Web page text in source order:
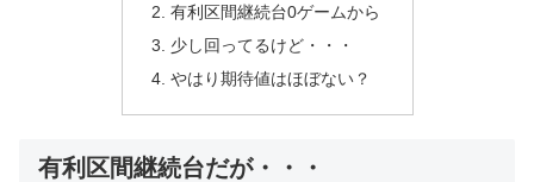
有利区間継続台0ゲームから
少し回ってるけど・・・
やはり期待値はほぼない？
有利区間継続台だが・・・